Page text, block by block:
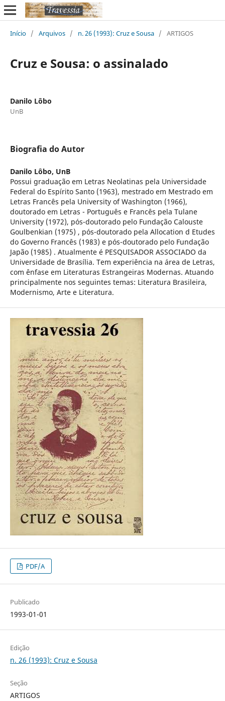
Início / Arquivos / n. 26 (1993): Cruz e Sousa / ARTIGOS
Cruz e Sousa: o assinalado
Danilo Lôbo
UnB
Biografia do Autor
Danilo Lôbo, UnB
Possui graduação em Letras Neolatinas pela Universidade
Federal do Espírito Santo (1963), mestrado em Mestrado em
Letras Francês pela University of Washington (1966),
doutorado em Letras - Português e Francês pela Tulane
University (1972), pós-doutorado pelo Fundação Calouste
Goulbenkian (1975) , pós-doutorado pela Allocation d Etudes
do Governo Francês (1983) e pós-doutorado pelo Fundação
Japão (1985) . Atualmente é PESQUISADOR ASSOCIADO da
Universidade de Brasília. Tem experiência na área de Letras,
com ênfase em Literaturas Estrangeiras Modernas. Atuando
principalmente nos seguintes temas: Literatura Brasileira,
Modernismo, Arte e Literatura.
PDF/A
Publicado
1993-01-01
Edição
n. 26 (1993): Cruz e Sousa
Seção
ARTIGOS